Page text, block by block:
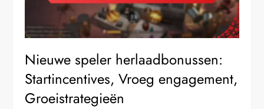
Nieuwe speler herlaadbonussen:
Startincentives, Vroeg engagement,
Groeistrategieën